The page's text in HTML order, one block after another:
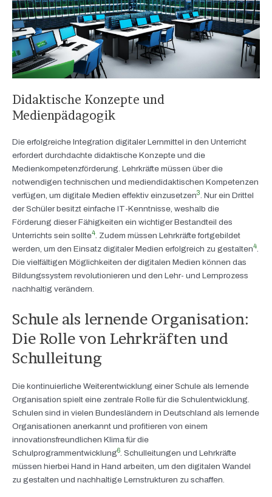
Didaktische Konzepte und
Medienpädagogik
Die erfolgreiche Integration digitaler Lernmittel in den Unterricht
erfordert durchdachte didaktische Konzepte und die
Medienkompetenzförderung. Lehrkräfte müssen über die
notwendigen technischen und mediendidaktischen Kompetenzen
verfügen, um digitale Medien effektiv einzusetzen3
. Nur ein Drittel
der Schüler besitzt einfache IT-Kenntnisse, weshalb die
Förderung dieser Fähigkeiten ein wichtiger Bestandteil des
Unterrichts sein sollte4
. Zudem müssen Lehrkräfte fortgebildet
werden, um den Einsatz digitaler Medien erfolgreich zu gestalten4
Die vielfältigen Möglichkeiten der digitalen Medien können das
Bildungssystem revolutionieren und den Lehr- und Lernprozess
nachhaltig verändern.
Schule als lernende Organisation:
Die Rolle von Lehrkräften und
Schulleitung
Die kontinuierliche Weiterentwicklung einer Schule als lernende
Organisation spielt eine zentrale Rolle für die Schulentwicklung.
Schulen sind in vielen Bundesländern in Deutschland als lernende
Organisationen anerkannt und profitieren von einem
innovationsfreundlichen Klima für die
Schulprogrammentwicklung6 . Schulleitungen und Lehrkräfte
müssen hierbei Hand in Hand arbeiten, um den digitalen Wandel
zu gestalten und nachhaltige Lernstrukturen zu schaffen.